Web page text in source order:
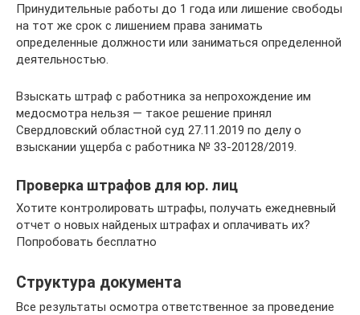
Принудительные работы до 1 года или лишение свободы
на тот же срок с лишением права занимать
определенные должности или заниматься определенной
деятельностью.
Взыскать штраф с работника за непрохождение им
медосмотра нельзя — такое решение принял
Свердловский областной суд 27.11.2019 по делу о
взыскании ущерба с работника № 33-20128/2019.
Проверка штрафов для юр. лиц
Хотите контролировать штрафы, получать ежедневный
отчет о новых найденых штрафах и оплачивать их?
Попробовать бесплатно
Структура документа
Все результаты осмотра ответственное за проведение